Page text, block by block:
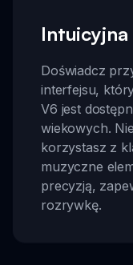
Doświadcz
interfejsu,
V6 jest
wiekowych.
korzystasz z
muzyczne
precyzją,
rozrywkę.